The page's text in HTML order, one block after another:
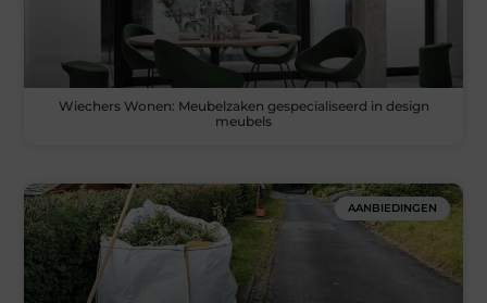
Wiechers Wonen: Meubelzaken gespecialiseerd in design
meubels
AANBIEDINGEN